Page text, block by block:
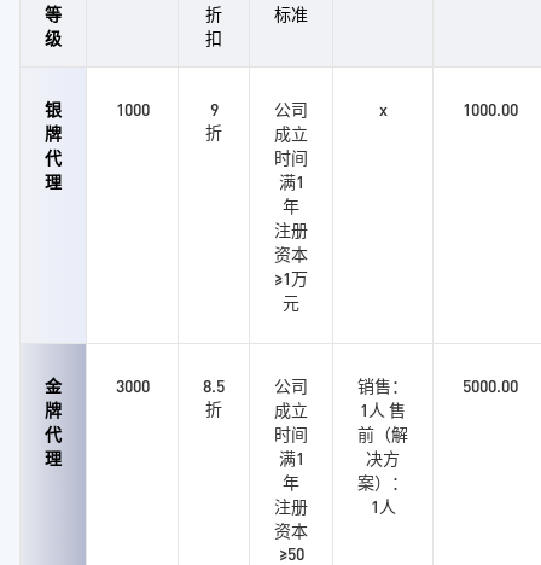
等
级
折
扣
标准
银
牌
代
理
1000
9
折
公司
成立
时间
满1
年
注册
资本
≥1万
元
x 1000.00
金
牌
代
理
3000
8.5
折
公司
成立
时间
满1
年
注册
资本
≥50
销售：
1人 售
前（解
决方
案）：
1人
5000.00